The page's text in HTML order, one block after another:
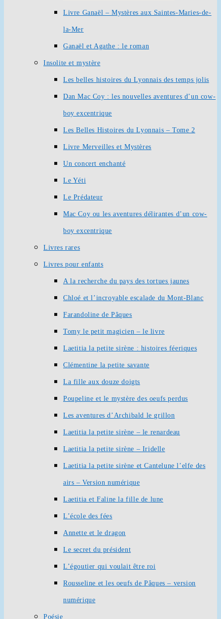
Livre Ganaël – Mystères aux Saintes-Maries-de-
la-Mer
Ganaël et Agathe : le roman
Insolite et mystère
Les belles histoires du Lyonnais des temps jolis
Dan Mac Coy : les nouvelles aventures d’un cow-
boy excentrique
Les Belles Histoires du Lyonnais – Tome 2
Livre Merveilles et Mystères
Un concert enchanté
Le Yéti
Le Prédateur
Mac Coy ou les aventures délirantes d’un cow-
boy excentrique
Livres rares
Livres pour enfants
A la recherche du pays des tortues jaunes
Chloé et l’incroyable escalade du Mont-Blanc
Farandoline de Pâques
Tomy le petit magicien – le livre
Laetitia la petite sirène : histoires féeriques
Clémentine la petite savante
La fille aux douze doigts
Poupeline et le mystère des oeufs perdus
Les aventures d’Archibald le grillon
Laetitia la petite sirène – le renardeau
Laetitia la petite sirène – Iridelle
Laetitia la petite sirène et Cantelune l’elfe des
airs – Version numérique
Laetitia et Faline la fille de lune
L’école des fées
Annette et le dragon
Le secret du président
L’égoutier qui voulait être roi
Rousseline et les oeufs de Pâques – version
numérique
Poésie